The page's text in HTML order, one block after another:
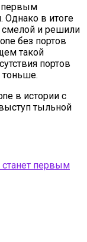
первым
в итоге
и решили
без портов
такой
портов
тоньше.
в истории с
тыльной
первым